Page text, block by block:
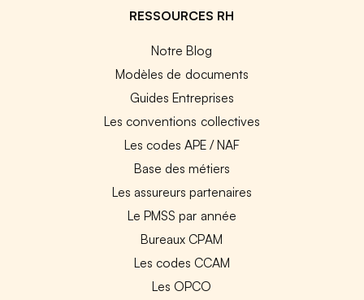
RESSOURCES RH
Notre Blog
Modèles de documents
Guides Entreprises
Les conventions collectives
Les codes APE / NAF
Base des métiers
Les assureurs partenaires
Le PMSS par année
Bureaux CPAM
Les codes CCAM
Les OPCO